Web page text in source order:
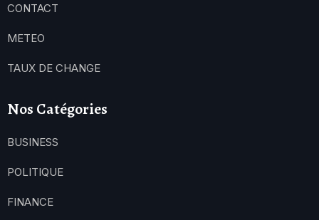
CONTACT
METEO
TAUX DE CHANGE
Nos Catégories
BUSINESS
POLITIQUE
FINANCE